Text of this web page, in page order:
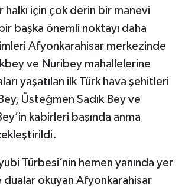
için çok derin bir manevi
başka önemli noktayı daha
Afyonkarahisar merkezinde
ve Nuribey mahallelerine
yaşatılan ilk Türk hava şehitleri
Üsteğmen Sadık Bey ve
kabirleri başında anma
Türbesi’nin hemen yanında yer
dualar okuyan Afyonkarahisar